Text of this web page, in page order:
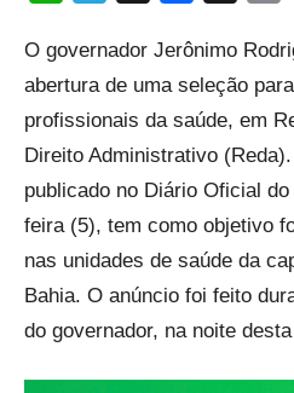
O governador Jerônimo
abertura de uma seleção
profissionais da saúde, em
Direito Administrativo
publicado no Diário Oficial
feira (5), tem como objetivo
nas unidades de saúde da
Bahia. O anúncio foi feito
do governador, na noite